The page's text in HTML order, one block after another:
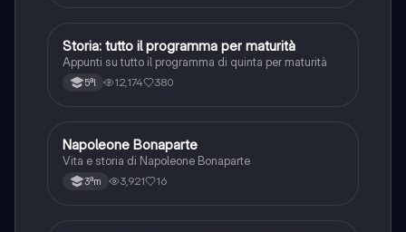
Storia
Storia: tutto il programma per maturità
Appunti su tutto il programma di quinta per maturità
5ªl 12,174 380
NStoria
Napoleone Bonaparte
Vita e storia di Napoleone Bonaparte
3ªm 3,921 16